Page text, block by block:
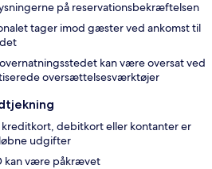
på reservationsbekræftelsen
tager imod gæster ved ankomst til
kan være oversat ved
oversættelsesværktøjer
debitkort eller kontanter er
udgifter
kan være påkrævet